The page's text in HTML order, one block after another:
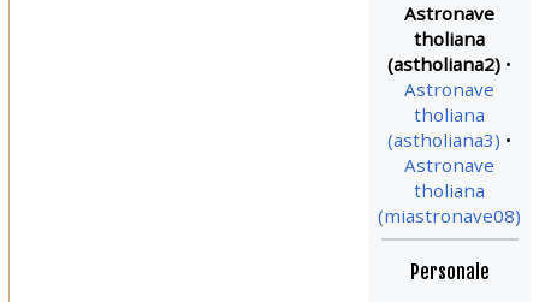
Astronave
tholiana
(astholiana2)
Astronave
tholiana
(astholiana3)
Astronave
tholiana
(miastronave08)
Personale